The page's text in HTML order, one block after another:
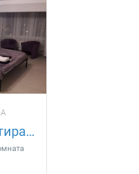
Своя уютная квартира Литовский пр.6А